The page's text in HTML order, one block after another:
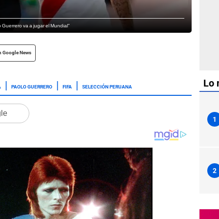
va a jugar el Mundial”
Google News
PAOLO GUERRERO FIFA SELECCIÓN PERUANA Lo
1
2